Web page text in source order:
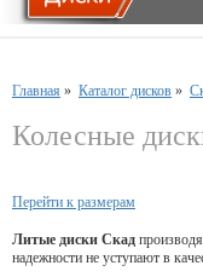
Главная » Каталог дисков »
Колесные
Перейти к размерам
Литые диски Скад
надежности не уступают в